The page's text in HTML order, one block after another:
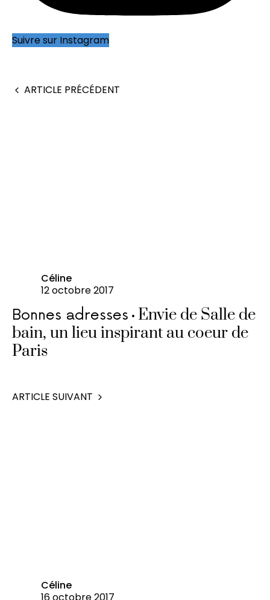
Suivre sur Instagram
ARTICLE PRÉCÉDENT
Céline
12 octobre 2017
Bonnes adresses
Envie de Salle de
bain, un lieu inspirant au coeur de
Paris
ARTICLE SUIVANT
Céline
16 octobre 2017